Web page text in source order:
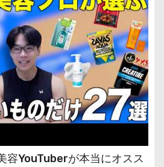
容YouTuberが本当にオスス